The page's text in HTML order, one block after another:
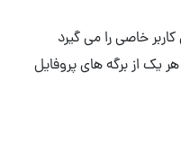
خاصی را می گیرد
یک از برگه های پروفایل